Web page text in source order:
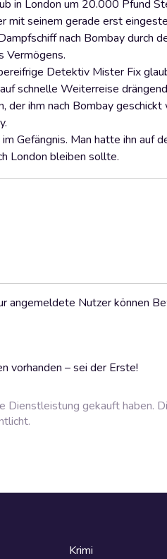
in London um 20.000 Pfund
mit seinem gerade erst
nach Bombay durch
Vermögens.
Detektiv Mister Fix
schnelle Weiterreise
ihm nach Bombay geschickt
Gefängnis. Man hatte ihn auf
London bleiben sollte.
vorhanden – sei der Erste!
angemeldete Nutzer können
Dienstleistung gekauft haben.
Krimi